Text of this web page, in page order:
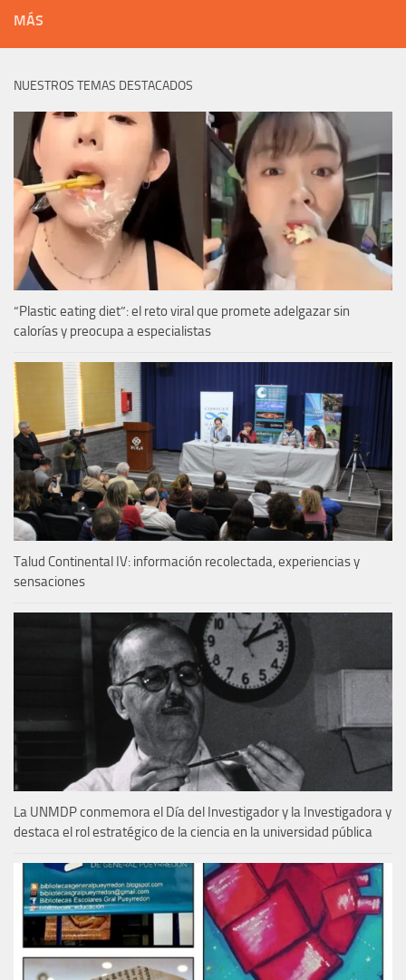
MÁS
NUESTROS TEMAS DESTACADOS
“Plastic eating diet”: el reto viral que promete adelgazar sin
calorías y preocupa a especialistas
Talud Continental IV: información recolectada, experiencias y
sensaciones
La UNMDP conmemora el Día del Investigador y la Investigadora y
destaca el rol estratégico de la ciencia en la universidad pública